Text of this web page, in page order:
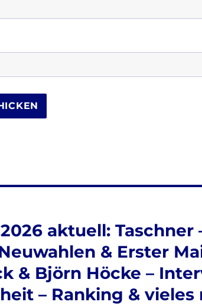
aktuell: Taschner
& Erster
& Björn Höcke –
– Ranking & vieles